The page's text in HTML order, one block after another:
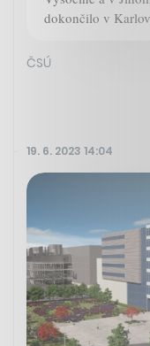
dokončilo v
ČSÚ
19. 6. 2023 14:04